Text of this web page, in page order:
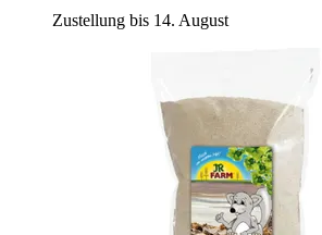
Zustellung bis 14. August